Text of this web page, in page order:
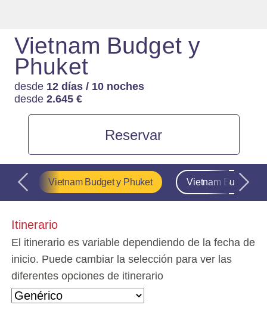
CONTACTO
Vietnam Budget y
Phuket
desde 12 días / 10 noches
desde 2.645 €
Reservar
Vietnam Budget y Phuket Vietnam Budget y
Itinerario
El itinerario es variable dependiendo de la fecha de
inicio. Puede cambiar la selección para ver las
diferentes opciones de itinerario